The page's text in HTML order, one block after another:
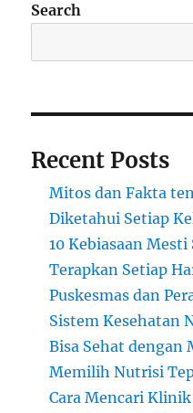
Search
Recent Posts
Mitos dan Fakta
Diketahui Setiap
10 Kebiasaan
Terapkan Setiap
Puskesmas dan
Sistem Kesehatan
Bisa Sehat dengan
Memilih Nutrisi
Cara Mencari